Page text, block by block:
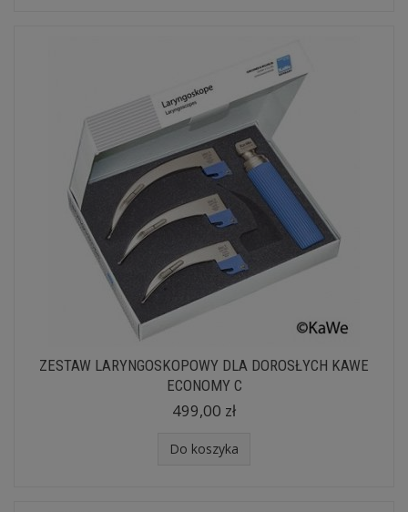
ZESTAW LARYNGOSKOPOWY DLA DOROSŁYCH KAWE
ECONOMY C
499,00 zł
Do koszyka